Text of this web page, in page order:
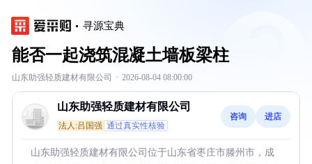
寻源宝典
能否一起浇筑混凝土墙板梁柱
山东助强轻质建材有限公司 · 2026-08-04 08:00:00
山东助强轻质建材有限公司
法人:吕国强 通过真实性核验
咨询 进店
山东助强轻质建材有限公司位于山东省枣庄市滕州市，成